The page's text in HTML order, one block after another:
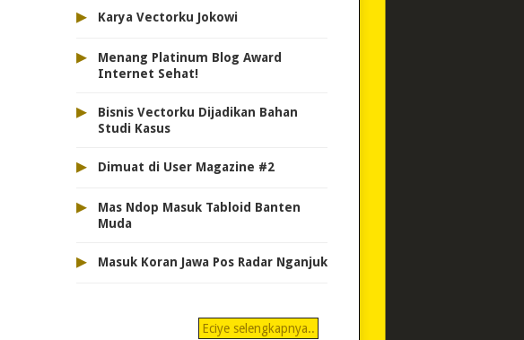
▸ Karya Vectorku Jokowi
▸
Menang Platinum Blog Award
Internet Sehat!
▸
Bisnis Vectorku Dijadikan Bahan
Studi Kasus
▸ Dimuat di User Magazine #2
▸
Mas Ndop Masuk Tabloid Banten
Muda
▸ Masuk Koran Jawa Pos Radar Nganjuk
Eciye selengkapnya..